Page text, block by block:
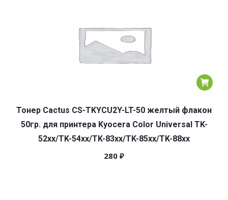
Тонер Cactus CS-TKYCU2Y-LT-50 желтый флакон
50гр. для принтера Kyocera Color Universal TK-
52xx/TK-54xx/TK-83xx/TK-85xx/TK-88xx
280 ₽